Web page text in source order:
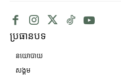
ប្រធានបទ
នយោបាយ
សង្គម